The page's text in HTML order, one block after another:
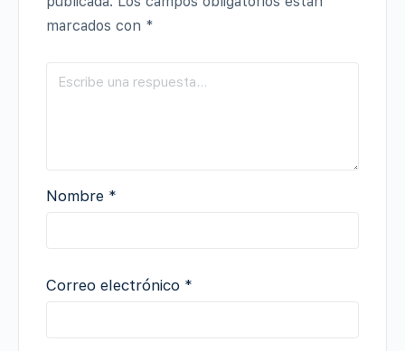
marcados con *
Nombre *
Correo electrónico *